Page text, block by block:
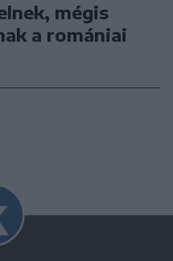
mégis
a romániai